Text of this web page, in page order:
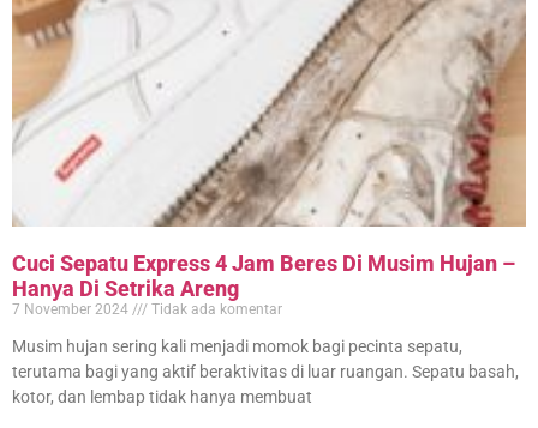
Cuci Sepatu Express 4 Jam Beres Di Musim Hujan –
Hanya Di Setrika Areng
7 November 2024 Tidak ada komentar
Musim hujan sering kali menjadi momok bagi pecinta sepatu,
terutama bagi yang aktif beraktivitas di luar ruangan. Sepatu basah,
kotor, dan lembap tidak hanya membuat